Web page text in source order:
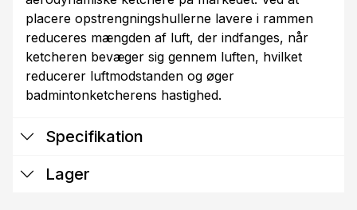
placere opstrengningshullerne lavere i rammen
reduceres mængden af luft, der indfanges, når
ketcheren bevæger sig gennem luften, hvilket
reducerer luftmodstanden og øger
Specifikation
Lager